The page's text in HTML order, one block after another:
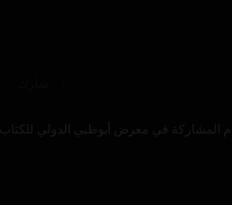
في معرض أبوظبي الدولي للكتاب 2019.